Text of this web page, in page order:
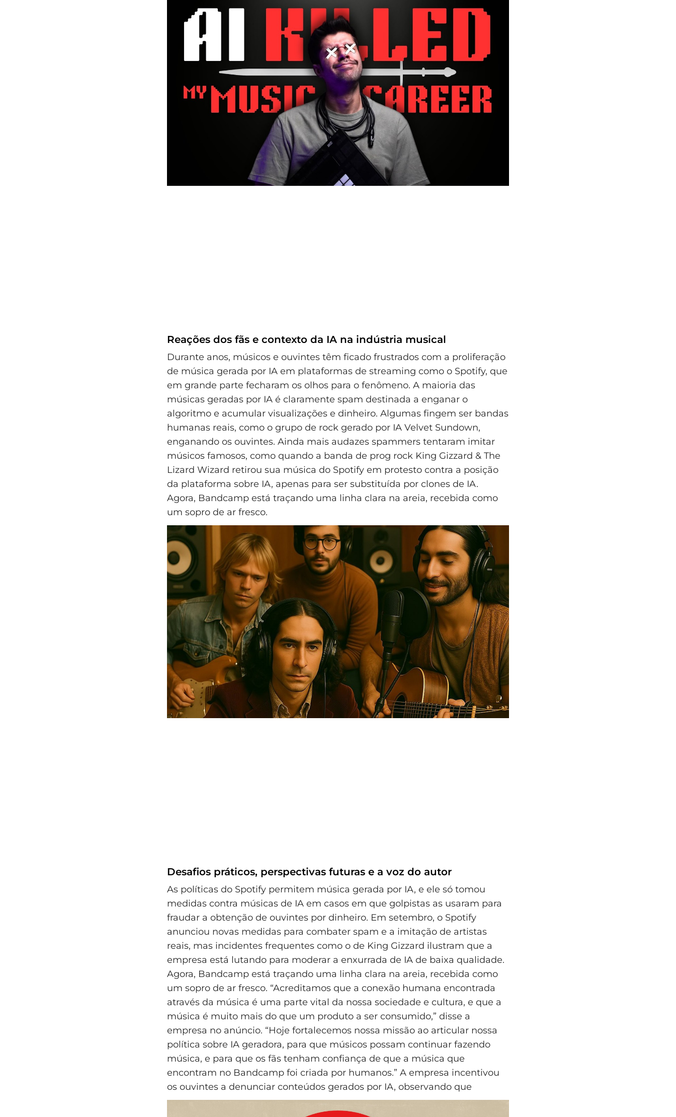
Reações dos fãs e contexto da IA na indústria musical
Durante anos, músicos e ouvintes têm ficado frustrados com a proliferação
de música gerada por IA em plataformas de streaming como o Spotify, que
em grande parte fecharam os olhos para o fenômeno. A maioria das
músicas geradas por IA é claramente spam destinada a enganar o
algoritmo e acumular visualizações e dinheiro. Algumas fingem ser bandas
humanas reais, como o grupo de rock gerado por IA Velvet Sundown,
enganando os ouvintes. Ainda mais audazes spammers tentaram imitar
músicos famosos, como quando a banda de prog rock King Gizzard & The
Lizard Wizard retirou sua música do Spotify em protesto contra a posição
da plataforma sobre IA, apenas para ser substituída por clones de IA.
Agora, Bandcamp está traçando uma linha clara na areia, recebida como
um sopro de ar fresco.
Desafios práticos, perspectivas futuras e a voz do autor
As políticas do Spotify permitem música gerada por IA, e ele só tomou
medidas contra músicas de IA em casos em que golpistas as usaram para
fraudar a obtenção de ouvintes por dinheiro. Em setembro, o Spotify
anunciou novas medidas para combater spam e a imitação de artistas
reais, mas incidentes frequentes como o de King Gizzard ilustram que a
empresa está lutando para moderar a enxurrada de IA de baixa qualidade.
Agora, Bandcamp está traçando uma linha clara na areia, recebida como
um sopro de ar fresco. “Acreditamos que a conexão humana encontrada
através da música é uma parte vital da nossa sociedade e cultura, e que a
música é muito mais do que um produto a ser consumido,” disse a
empresa no anúncio. “Hoje fortalecemos nossa missão ao articular nossa
política sobre IA geradora, para que músicos possam continuar fazendo
música, e para que os fãs tenham confiança de que a música que
encontram no Bandcamp foi criada por humanos.” A empresa incentivou
os ouvintes a denunciar conteúdos gerados por IA, observando que